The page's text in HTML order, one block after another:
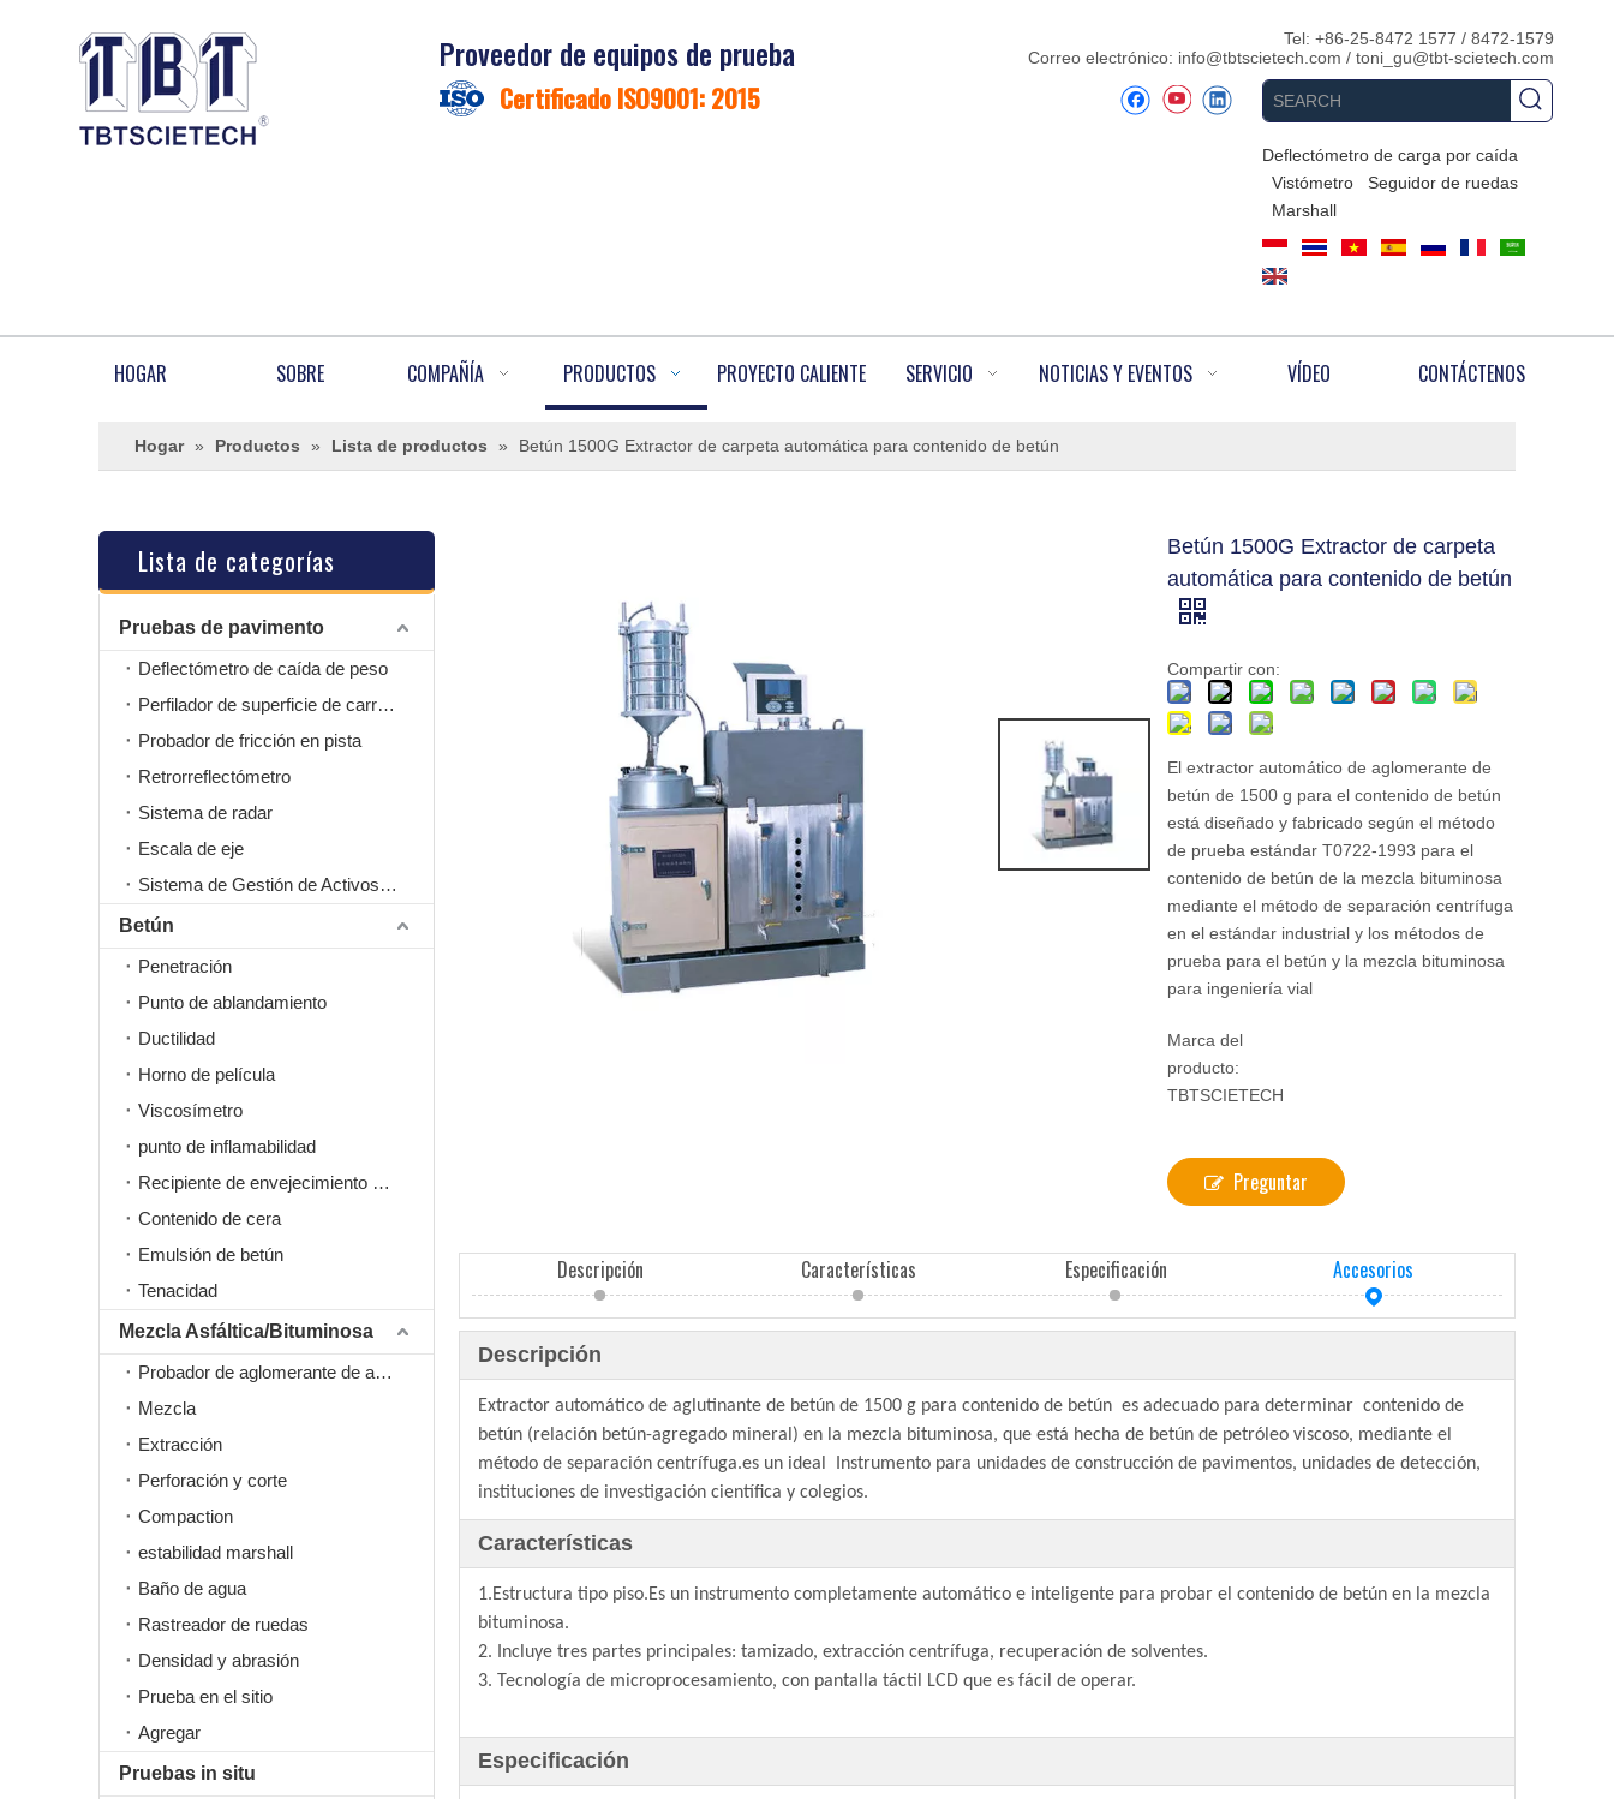
Proveedor de equipos de prueba
Certificado ISO9001: 2015
Tel: +86-25-8472 1577 / 8472-1579
Correo electrónico: info@tbtscietech.com / toni_gu@tbt-scietech.com
Deflectómetro de carga por caída
Vistómetro
Seguidor de ruedas
Marshall
HOGAR SOBRE COMPAÑÍA PRODUCTOS PROYECTO CALIENTE SERVICIO NOTICIAS Y EVENTOS VÍDEO CONTÁCTENOS
Hogar » Productos » Lista de productos » Betún 1500G Extractor de carpeta automática para contenido de betún
Lista de categorías
Pruebas de pavimento
Deflectómetro de caída de peso
Perfilador de superficie de carretera
Probador de fricción en pista
Retrorreflectómetro
Sistema de radar
Escala de eje
Sistema de Gestión de Activos Viales
Betún
Penetración
Punto de ablandamiento
Ductilidad
Horno de película
Viscosímetro
punto de inflamabilidad
Recipiente de envejecimiento a presión PAV
Contenido de cera
Emulsión de betún
Tenacidad
Mezcla Asfáltica/Bituminosa
Probador de aglomerante de asfalto
Mezcla
Extracción
Perforación y corte
Compaction
estabilidad marshall
Baño de agua
Rastreador de ruedas
Densidad y abrasión
Prueba en el sitio
Agregar
Pruebas in situ
Betún 1500G Extractor de carpeta
automática para contenido de betún
Compartir con:
El extractor automático de aglomerante de
betún de 1500 g para el contenido de betún
está diseñado y fabricado según el método
de prueba estándar T0722-1993 para el
contenido de betún de la mezcla bituminosa
mediante el método de separación centrífuga
en el estándar industrial y los métodos de
prueba para el betún y la mezcla bituminosa
para ingeniería vial
Marca del
producto:
TBTSCIETECH
Preguntar
Descripción Características Especificación Accesorios
Descripción
Extractor automático de aglutinante de betún de 1500 g para contenido de betún es adecuado para determinar contenido de
betún (relación betún-agregado mineral) en la mezcla bituminosa, que está hecha de betún de petróleo viscoso, mediante el
método de separación centrífuga.es un ideal Instrumento para unidades de construcción de pavimentos, unidades de detección,
instituciones de investigación científica y colegios.
Características
1.Estructura tipo piso.Es un instrumento completamente automático e inteligente para probar el contenido de betún en la mezcla
bituminosa.
2. Incluye tres partes principales: tamizado, extracción centrífuga, recuperación de solventes.
3. Tecnología de microprocesamiento, con pantalla táctil LCD que es fácil de operar.
Especificación